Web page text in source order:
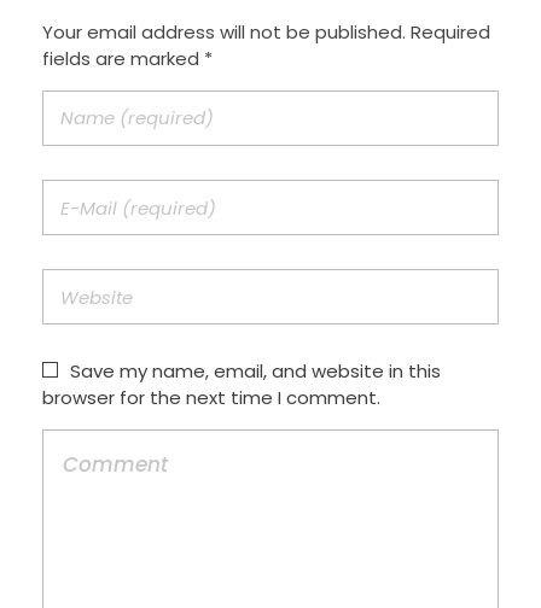
Your email address will not be published. Required
fields are marked *
Save my name, email, and website in this
browser for the next time I comment.